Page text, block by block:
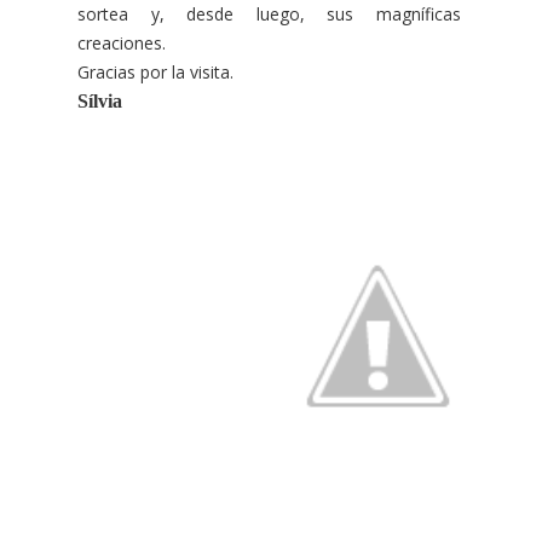
sortea y, desde luego, sus magníficas
creaciones.
Gracias por la visita.
Sílvia